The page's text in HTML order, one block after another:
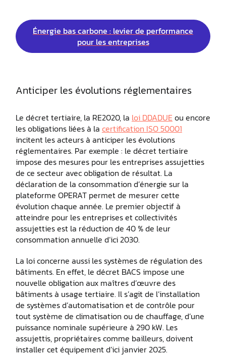
Énergie bas carbone : levier de performance
pour les entreprises
Anticiper les évolutions réglementaires
Le décret tertiaire, la RE2020, la loi DDADUE ou encore
les obligations liées à la certification ISO 50001
incitent les acteurs à anticiper les évolutions
réglementaires. Par exemple : le décret tertiaire
impose des mesures pour les entreprises assujetties
de ce secteur avec obligation de résultat. La
déclaration de la consommation d’énergie sur la
plateforme OPERAT permet de mesurer cette
évolution chaque année. Le premier objectif à
atteindre pour les entreprises et collectivités
assujetties est la réduction de 40 % de leur
consommation annuelle d’ici 2030.
La loi concerne aussi les systèmes de régulation des
bâtiments. En effet, le décret BACS impose une
nouvelle obligation aux maîtres d’œuvre des
bâtiments à usage tertiaire. Il s’agit de l’installation
de systèmes d’automatisation et de contrôle pour
tout système de climatisation ou de chauffage, d’une
puissance nominale supérieure à 290 kW. Les
assujettis, propriétaires comme bailleurs, doivent
installer cet équipement d’ici janvier 2025.